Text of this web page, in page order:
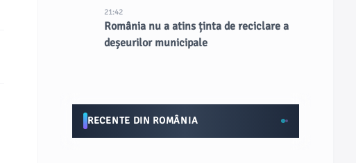
21:42
România nu a atins ținta de reciclare a
deșeurilor municipale
RECENTE DIN ROMÂNIA